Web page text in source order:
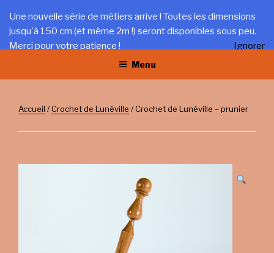
contenu
principal
LA TRÉFILERIE
Gîte et artisanat au coeur du Jura
Menu
Accueil /Crochet de Lunéville / Crochet de Lunéville – prunier
Une nouvelle série de métiers arrive ! Toutes les dimensions
jusqu'à 150 cm (et même 2m !) seront disponibles sous peu.
Merci pour votre patience !
Ignorer